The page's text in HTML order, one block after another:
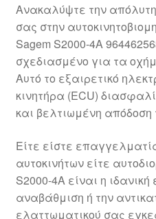
Μεταφορά
Ο λογαριασμός μου
Ολοκλήρωση αγοράς
Οροι και Προϋποθέσεις
Παγκόσμια αποστολή
Ανακαλύψτε την
σας στην
Sagem S2000-4A
σχεδιασμένο για τα
Αυτό το εξαιρετικό
κινητήρα (ECU)
και βελτιωμένη
Είτε είστε
αυτοκινήτων είτε
S2000-4A είναι η
αναβάθμιση ή την
ελαττωματικού σας